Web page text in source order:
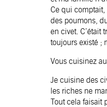
Ce qui comptait,
des poumons,
en civet. C’était
toujours existé ;
Vous cuisinez
Je cuisine des
les riches ne
Tout cela faisait